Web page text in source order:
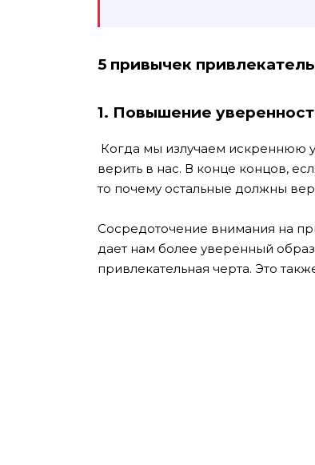
5 привычек
1. Повышение
Когда мы излучаем искреннюю
верить в нас. В конце концов,
то почему остальные должны
Сосредоточение внимания на
дает нам более уверенный
привлекательная черта. Это